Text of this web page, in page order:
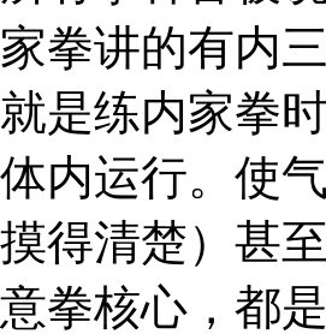
家拳讲的有内
就是练内家拳
体内运行。使
摸得清楚）甚
意拳核心，都